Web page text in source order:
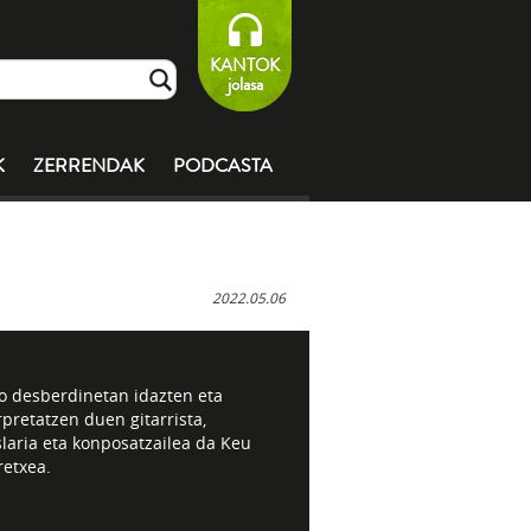
KANTOK
jolasa
ZERRENDAK PODCASTA
2022.05.06
desberdinetan idazten eta
duen gitarrista,
eta konposatzailea da Keu